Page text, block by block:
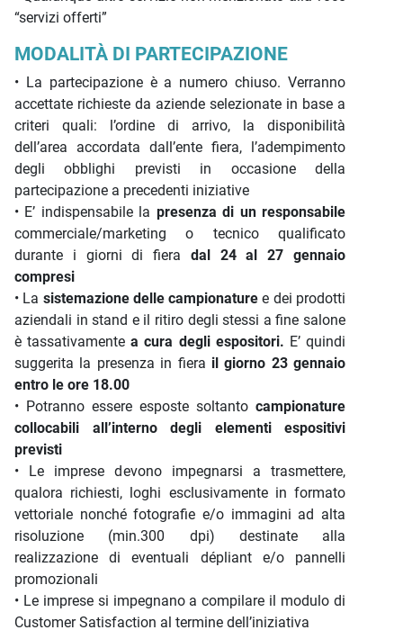
“servizi offerti”
MODALITÀ DI PARTECIPAZIONE
• La partecipazione è a numero chiuso. Verranno
accettate richieste da aziende selezionate in base a
criteri quali: l’ordine di arrivo, la disponibilità
dell’area accordata dall’ente fiera, l’adempimento
degli obblighi previsti in occasione della
partecipazione a precedenti iniziative
• E’ indispensabile la presenza di un responsabile
commerciale/marketing o tecnico qualificato
durante i giorni di fiera dal 24 al 27 gennaio
compresi
• La sistemazione delle campionature e dei prodotti
aziendali in stand e il ritiro degli stessi a fine salone
è tassativamentea cura degli espositori. E’ quindi
suggerita la presenza in fiera il giorno 23 gennaio
entro le ore 18.00
• Potranno essere esposte soltanto campionature
collocabili all’interno degli elementi espositivi
previsti
• Le imprese devono impegnarsi a trasmettere,
qualora richiesti, loghi esclusivamente in formato
vettoriale nonché fotografie e/o immagini ad alta
risoluzione (min.300 dpi) destinate alla
realizzazione di eventuali dépliant e/o pannelli
promozionali
• Le imprese si impegnano a compilare il modulo di
Customer Satisfaction al termine dell’iniziativa